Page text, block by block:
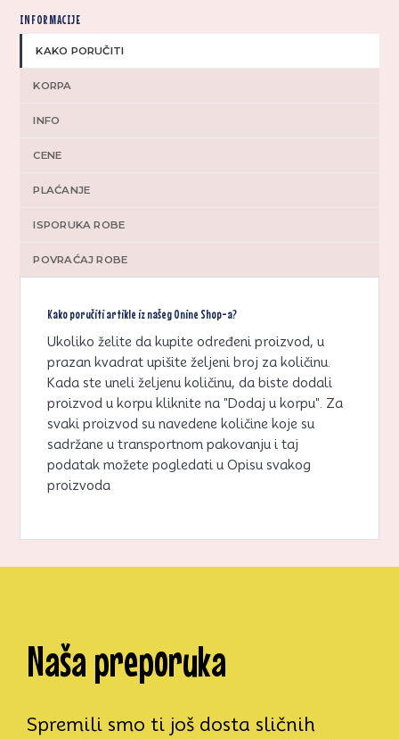
INFORMACIJE
KAKO PORUČITI
KORPA
INFO
CENE
PLAĆANJE
ISPORUKA ROBE
POVRAĆAJ ROBE
Kako poručiti artikle iz našeg Onine Shop-a?
Ukoliko želite da kupite određeni proizvod, u
prazan kvadrat upišite željeni broj za količinu.
Kada ste uneli željenu količinu, da biste dodali
proizvod u korpu kliknite na "Dodaj u korpu". Za
svaki proizvod su navedene količine koje su
sadržane u transportnom pakovanju i taj
podatak možete pogledati u Opisu svakog
proizvoda
Naša preporuka
Spremili smo ti još dosta sličnih